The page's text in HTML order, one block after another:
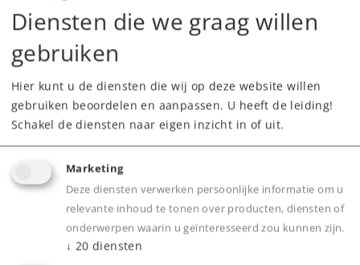
Highlights
Lijkt sterk op het grote voorbeeld met
bedding, dwarsliggers en metalen rails
Elektrisch zeer bedrijfszeker dankzij het
beproefde middelleidersysteem
Diensten die we graag willen
gebruiken
Hier kunt u de diensten die wij op deze website willen
gebruiken beoordelen en aanpassen. U heeft de leiding!
Schakel de diensten naar eigen inzicht in of uit.
Marketing
Deze diensten verwerken persoonlijke informatie om u
relevante inhoud te tonen over producten, diensten of
onderwerpen waarin u geïnteresseerd zou kunnen zijn.
↓ 20 diensten